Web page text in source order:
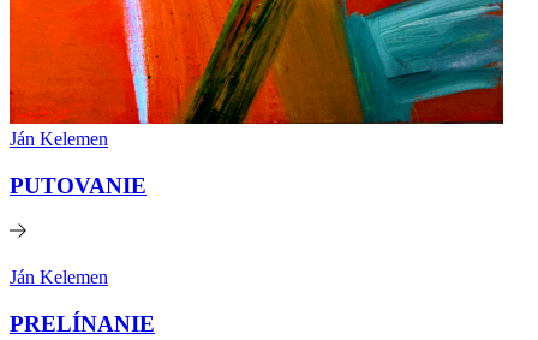
Ján Kelemen
PUTOVANIE
Ján Kelemen
PRELÍNANIE